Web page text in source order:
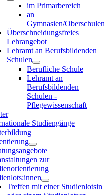
im Primarbereich
an
Gymnasien/Oberschulen
Überschneidungsfreies
Lehrangebot
Lehramt an Berufsbildenden
Schulen
Berufliche Schule
Lehramt an
Berufsbildenden
Schulen -
Pflegewissenschaft
Studiengänge
zur
Treffen mit einer Studienlotsin